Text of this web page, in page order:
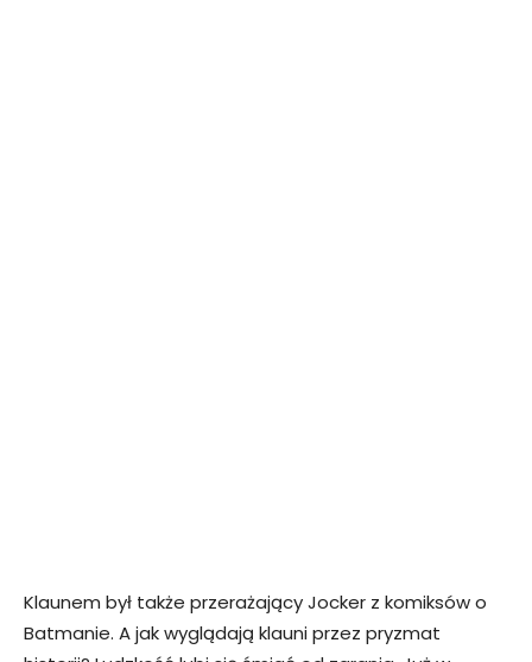
Klaunem był także przerażający Jocker z komiksów o
Batmanie. A jak wyglądają klauni przez pryzmat